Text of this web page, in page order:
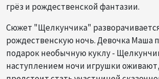
грёз и рождественской фантазии.
Сюжет "Щелкунчика"
рождественскую ночь. Девочка Маша
подарок необычную куклу -
наступлением ночи игрушки